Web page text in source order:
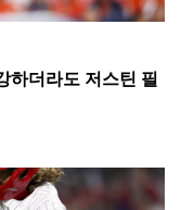
더라도 저스틴 필